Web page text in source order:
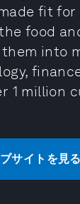
fit
food
into
1 million
サイトを見る